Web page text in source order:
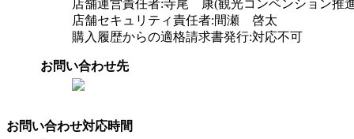
店舗運営責任者:寺尾 康(観光コンベンション推
店舗セキュリティ責任者:間瀬 啓太
購入履歴からの適格請求書発行:対応不可
お問い合わせ先
お問い合わせ対応時間